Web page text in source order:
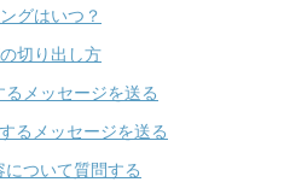
グはいつ？
切り出し方
メッセージを送る
るメッセージを送る
ついて質問する